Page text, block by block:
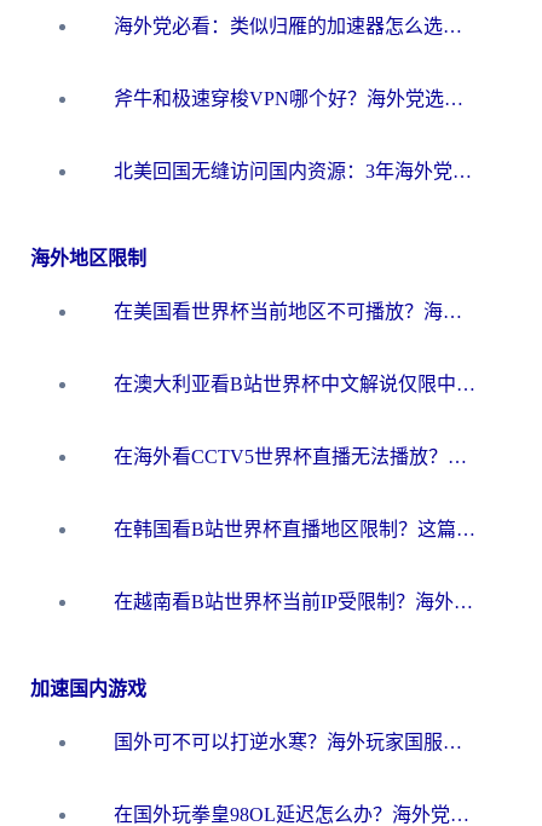
海外党必看：类似归雁的加速器怎么选？一篇搞定无缝访问国内资源
斧牛和极速穿梭VPN哪个好？海外党选回国加速器必看的真实对比与避坑指南
北美回国无缝访问国内资源：3年海外党亲测的加速器选择指南
海外地区限制
在美国看世界杯当前地区不可播放？海外党体育观赛终极指南来了！
在澳大利亚看B站世界杯中文解说仅限中国大陆？这篇指南帮你打破限制看遍赛事
在海外看CCTV5世界杯直播无法播放？这篇指南让你和国内球迷同步呐喊
在韩国看B站世界杯直播地区限制？这篇指南让你告别“当前地区不可播放”
在越南看B站世界杯当前IP受限制？海外党体育观赛终极指南来了
加速国内游戏
国外可不可以打逆水寒？海外玩家国服畅玩终极指南（附漫威荒野乱斗加速方案）
在国外玩拳皇98OL延迟怎么办？海外党亲测有效的低延迟指南